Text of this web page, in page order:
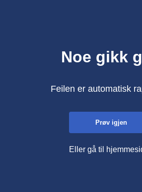
Noe gikk
Feilen er automatisk
Prøv igjen
Eller gå til